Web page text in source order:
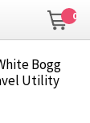
0
Bogg
Utility